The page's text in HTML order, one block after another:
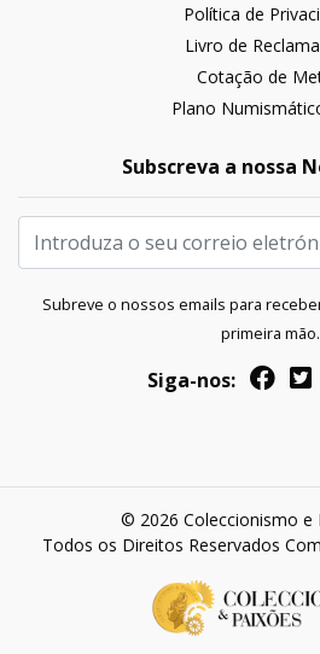
Política de
Livro de
Cotação de
Plano
Subscreva a nossa
Subreve o nossos emails para
primeira mão.
Siga-nos:
© 2026 Coleccionismo e
Todos os Direitos Reservados